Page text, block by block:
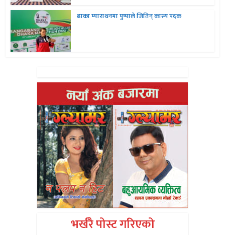
ढाका म्याराथनमा पुष्पाले जितिन् कास्य पदक
भर्खरै पोस्ट गरिएको